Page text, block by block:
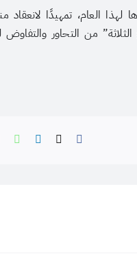
العام، تمهيدًا لانعقاد
من التحاور